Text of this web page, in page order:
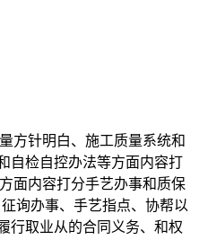
方针明白、施工质量系统和
自检自控办法等方面内容打
面内容打分手艺办事和质保
询办事、手艺指点、协帮以
行取业从的合同义务、和权